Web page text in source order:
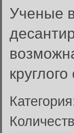
Ученые